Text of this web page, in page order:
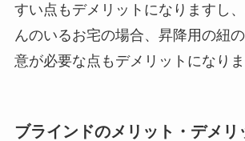
すい点もデメリットになりますし
んのいるお宅の場合、昇降用の紐
意が必要な点もデメリットになりま
ブラインドのメリット・デメリ